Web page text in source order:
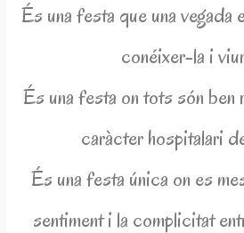
És una festa que una vegada
conéixer-la i
És una festa on tots són ben
caràcter hospitalari
És una festa única on es
sentiment i la complicitat